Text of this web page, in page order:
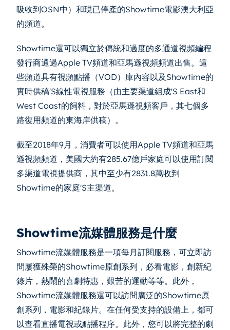
吸收到OSN中）和現已停產的Showtime電影澳大利亞
的頻道。
Showtime還可以獨立於傳統和過度的多通道視頻編程
發行商通過Apple TV頻道和亞馬遜視頻頻道出售。這
些頻道具有視頻點播（VOD）庫內容以及Showtime的
實時供稿'S線性電視服務（由主要渠道組成'S East和
West Coast的飼料，對於亞馬遜視頻客戶，其七個多
路復用頻道的東海岸供稿）。
截至2018年9月，消費者可以使用Apple TV頻道和亞馬
遜視頻頻道，美國大約有285.67億戶家庭可以使用訂閱
多渠道電視提供商，其中至少有2831.8萬收到
Showtime的家庭'S主渠道。
Showtime流媒體服務是什麼
Showtime流媒體服務是一項每月訂閱服務，可立即訪
問屢獲殊榮的Showtime原創系列，必看電影，創新紀
錄片，熱鬧的喜劇特惠，艱苦的運動等等。此外，
Showtime流媒體服務還可以訪問廣泛的Showtime原
創系列，電影和紀錄片。在任何受支持的設備上，都可
以查看直播電視或點播程序。此外，您可以將完整的劇